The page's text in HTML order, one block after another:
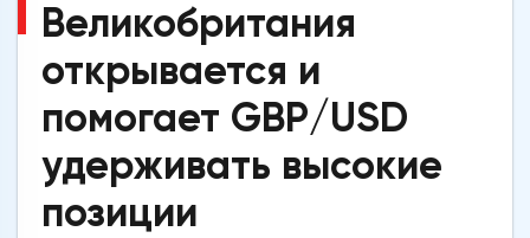
Великобритания
открывается и
помогает GBP/USD
удерживать высокие
позиции